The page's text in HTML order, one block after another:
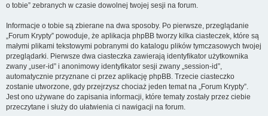
o tobie” zebranych w czasie dowolnej twojej sesji na forum.
Informacje o tobie są zbierane na dwa sposoby. Po pierwsze, przeglądanie
„Forum Krypty” powoduje, że aplikacja phpBB tworzy kilka ciasteczek, które są
małymi plikami tekstowymi pobranymi do katalogu plików tymczasowych twojej
przeglądarki. Pierwsze dwa ciasteczka zawierają identyfikator użytkownika
zwany „user-id” i anonimowy identyfikator sesji zwany „session-id”,
automatycznie przyznane ci przez aplikację phpBB. Trzecie ciasteczko
zostanie utworzone, gdy przejrzysz chociaż jeden temat na „Forum Krypty”.
Jest ono używane do zapisania informacji, które tematy zostały przez ciebie
przeczytane i służy do ułatwienia ci nawigacji na forum.